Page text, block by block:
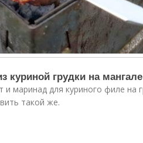
грудки на
маринад для куриного филе на
такой же.